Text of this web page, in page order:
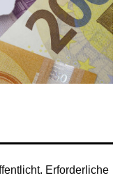
Erforderliche